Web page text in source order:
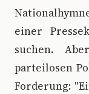
einer
suchen.
parteilosen
Forderung: